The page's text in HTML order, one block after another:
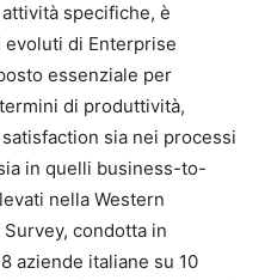
specifiche, è
di Enterprise
essenziale per
di produttività,
sia nei processi
in quelli business-to-
nella Western
condotta in
aziende italiane su 10